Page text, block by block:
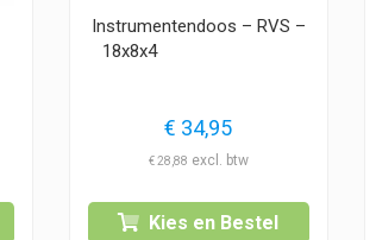
Instrumentendoos – RVS –
18x8x4
€ 34,95
€28,88
Kies en Bestel